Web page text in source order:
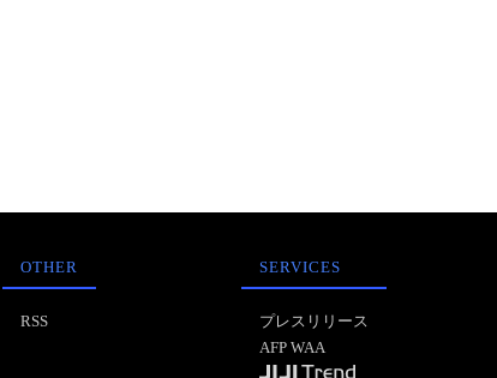
OTHER
RSS
SERVICES
プレスリリース
AFP WAA